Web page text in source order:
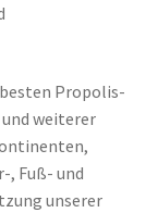
Propolis-
weiterer
, Fuß- und
unserer